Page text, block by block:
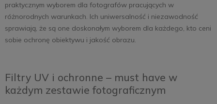
praktycznym wyborem dla fotografów pracujących w
różnorodnych warunkach. Ich uniwersalność i niezawodność
sprawiają, że są one doskonałym wyborem dla każdego, kto ceni
sobie ochronę obiektywu i jakość obrazu.
Filtry UV i ochronne – must have w
każdym zestawie fotograficznym